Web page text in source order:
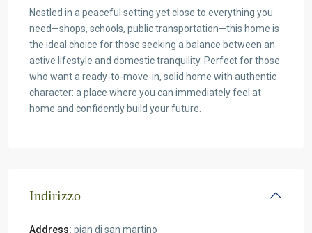
Nestled in a peaceful setting yet close to everything you
need—shops, schools, public transportation—this home is
the ideal choice for those seeking a balance between an
active lifestyle and domestic tranquility. Perfect for those
who want a ready-to-move-in, solid home with authentic
character: a place where you can immediately feel at
home and confidently build your future.
Indirizzo
Address: pian di san martino